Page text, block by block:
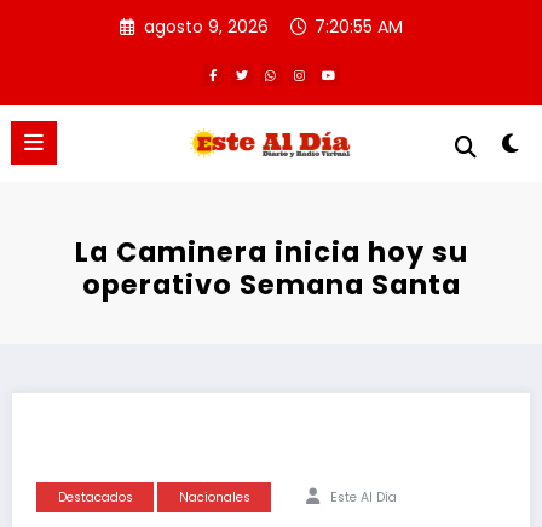
agosto 9, 2026 7:20:55 AM
La Caminera inicia hoy su
operativo Semana Santa
Destacados Nacionales Este Al Día